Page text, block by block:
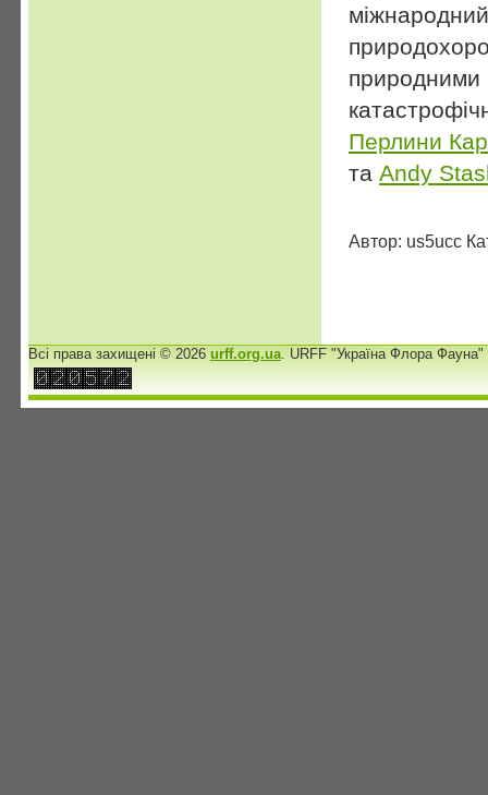
Перлини
та Andy
Автор: us5ucc
Всі права захищені © 2026urff.org.ua. URFF "Україна Флора Фауна"